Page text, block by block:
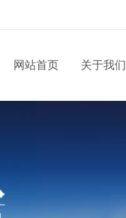
网站首页 关于我们